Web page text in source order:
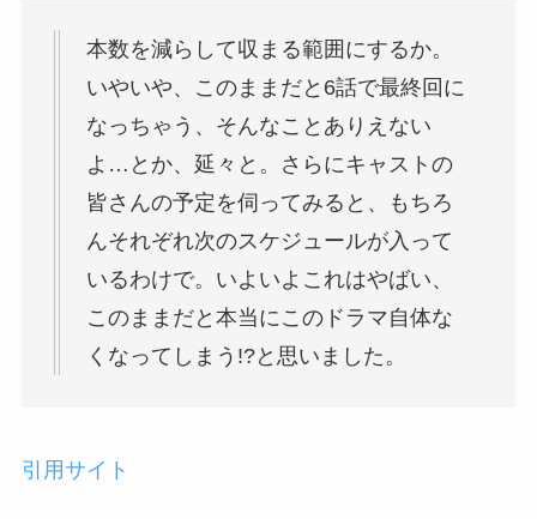
本数を減らして収まる範囲にするか。
いやいや、このままだと6話で最終回に
なっちゃう、そんなことありえない
よ…とか、延々と。さらにキャストの
皆さんの予定を伺ってみると、もちろ
んそれぞれ次のスケジュールが入って
いるわけで。いよいよこれはやばい、
このままだと本当にこのドラマ自体な
くなってしまう!?と思いました。
引用サイト